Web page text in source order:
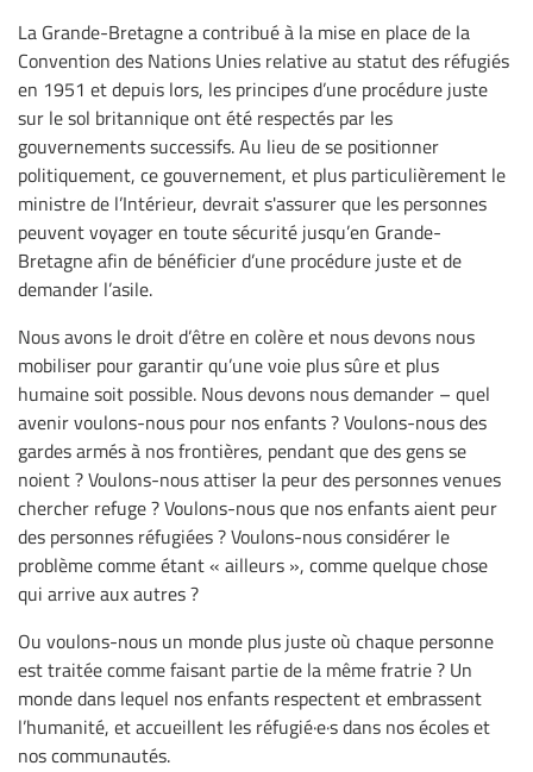
La Grande-Bretagne a contribué à la mise en place de la
Convention des Nations Unies relative au statut des réfugiés
en 1951 et depuis lors, les principes d’une procédure juste
sur le sol britannique ont été respectés par les
gouvernements successifs. Au lieu de se positionner
politiquement, ce gouvernement, et plus particulièrement le
ministre de l’Intérieur, devrait s'assurer que les personnes
peuvent voyager en toute sécurité jusqu’en Grande-
Bretagne afin de bénéficier d’une procédure juste et de
demander l’asile.
Nous avons le droit d’être en colère et nous devons nous
mobiliser pour garantir qu’une voie plus sûre et plus
humaine soit possible. Nous devons nous demander – quel
avenir voulons-nous pour nos enfants ? Voulons-nous des
gardes armés à nos frontières, pendant que des gens se
noient ? Voulons-nous attiser la peur des personnes venues
chercher refuge ? Voulons-nous que nos enfants aient peur
des personnes réfugiées ? Voulons-nous considérer le
problème comme étant « ailleurs », comme quelque chose
qui arrive aux autres ?
Ou voulons-nous un monde plus juste où chaque personne
est traitée comme faisant partie de la même fratrie ? Un
monde dans lequel nos enfants respectent et embrassent
l’humanité, et accueillent les réfugié·e·s dans nos écoles et
nos communautés.